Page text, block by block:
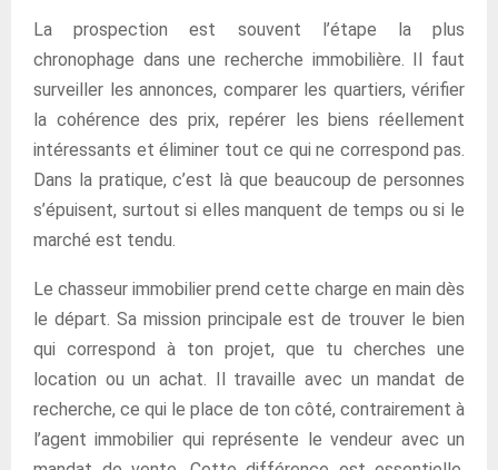
La prospection est souvent l’étape la plus
chronophage dans une recherche immobilière. Il faut
surveiller les annonces, comparer les quartiers, vérifier
la cohérence des prix, repérer les biens réellement
intéressants et éliminer tout ce qui ne correspond pas.
Dans la pratique, c’est là que beaucoup de personnes
s’épuisent, surtout si elles manquent de temps ou si le
marché est tendu.
Le chasseur immobilier prend cette charge en main dès
le départ. Sa mission principale est de trouver le bien
qui correspond à ton projet, que tu cherches une
location ou un achat. Il travaille avec un mandat de
recherche, ce qui le place de ton côté, contrairement à
l’agent immobilier qui représente le vendeur avec un